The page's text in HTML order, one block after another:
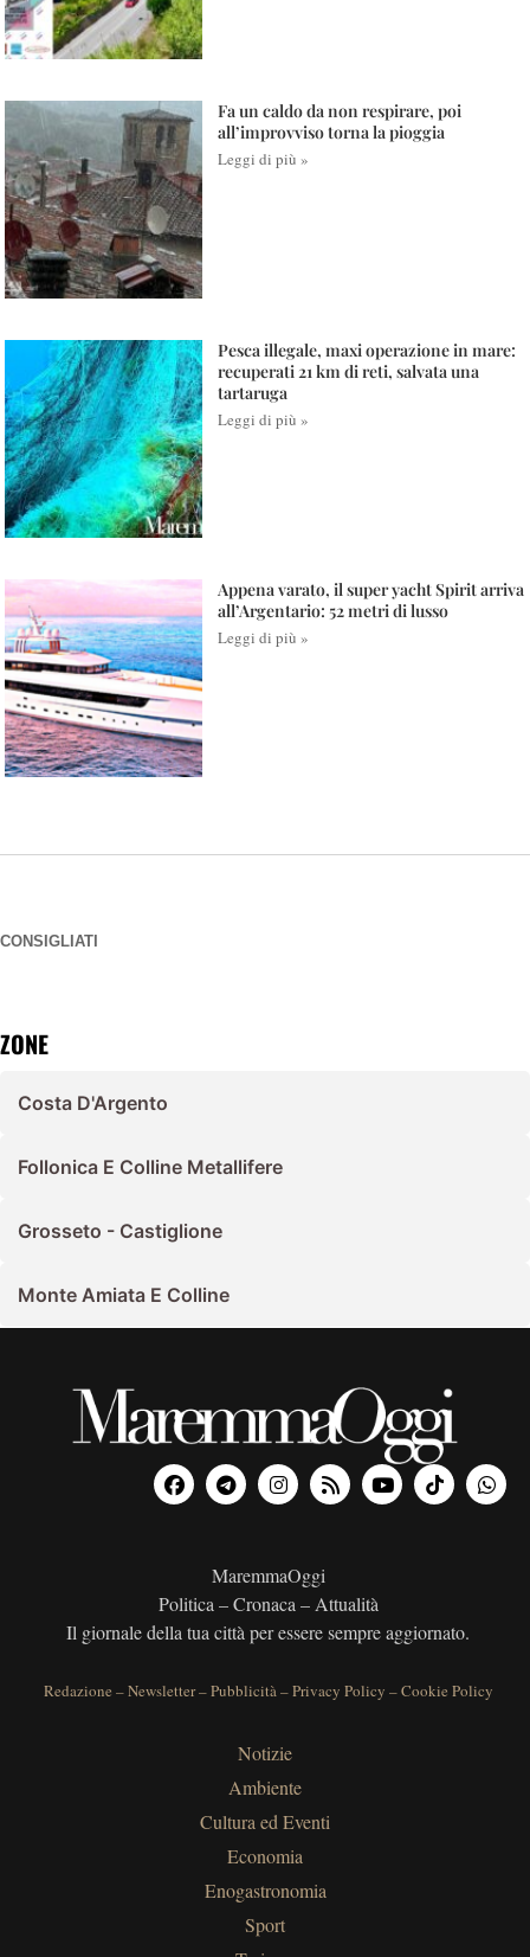
Fa un caldo da non respirare, poi
all’improvviso torna la pioggia
Leggi di più »
Pesca illegale, maxi operazione in mare:
recuperati 21 km di reti, salvata una
tartaruga
Leggi di più »
Appena varato, il super yacht Spirit arriva
all’Argentario: 52 metri di lusso
Leggi di più »
CONSIGLIATI
ZONE
Costa D'Argento
Follonica E Colline Metallifere
Grosseto - Castiglione
Monte Amiata E Colline
MaremmaOggi
Politica – Cronaca – Attualità
Il giornale della tua città per essere sempre aggiornato.
Redazione –Newsletter–Pubblicità–Privacy Policy –Cookie Policy
Notizie
Ambiente
Cultura ed Eventi
Economia
Enogastronomia
Sport